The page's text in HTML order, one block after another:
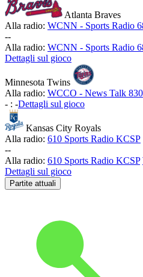
Atlanta Braves
Alla radio: WCNN - Sports Radio
--
Alla radio: WCNN - Sports Radio
Dettagli sul gioco
Minnesota Twins
Alla radio: WCCO - News Talk 830
- : -Dettagli sul gioco
Kansas City Royals
Alla radio: 610 Sports Radio KCSP
--
Alla radio: 610 Sports Radio KCSP
Dettagli sul gioco
Partite attuali